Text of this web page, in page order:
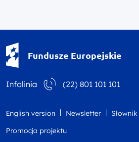
Fundusze Europejskie
Infolinia (22) 801 101 101
English version Newsletter
Promocja projektu